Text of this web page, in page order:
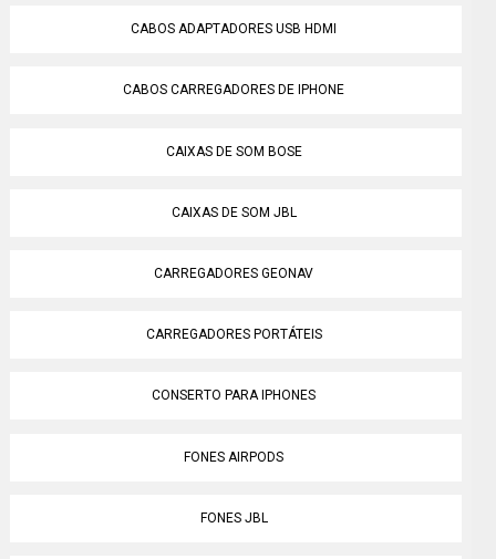
CABOS ADAPTADORES USB HDMI
CABOS CARREGADORES DE IPHONE
CAIXAS DE SOM BOSE
CAIXAS DE SOM JBL
CARREGADORES GEONAV
CARREGADORES PORTÁTEIS
CONSERTO PARA IPHONES
FONES AIRPODS
FONES JBL